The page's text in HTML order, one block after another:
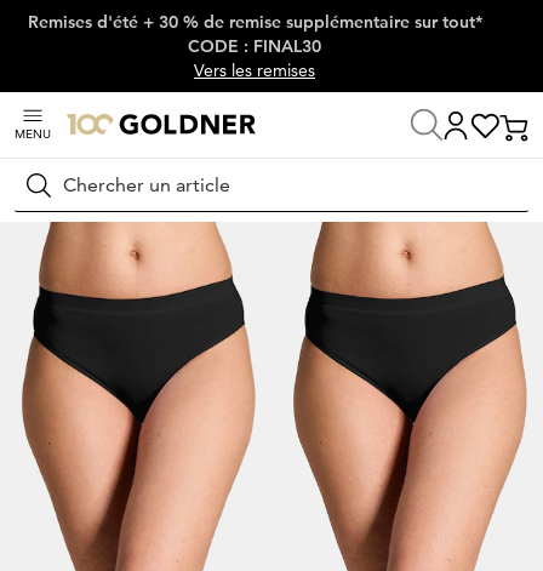
Passer la navigation, aller directement au contenu
Remises d'été + 30 % de remise supplémentaire sur tout*
CODE : FINAL30
Vers les remises
MENU
Rechercher
Maison Lingerie & maillots de bain